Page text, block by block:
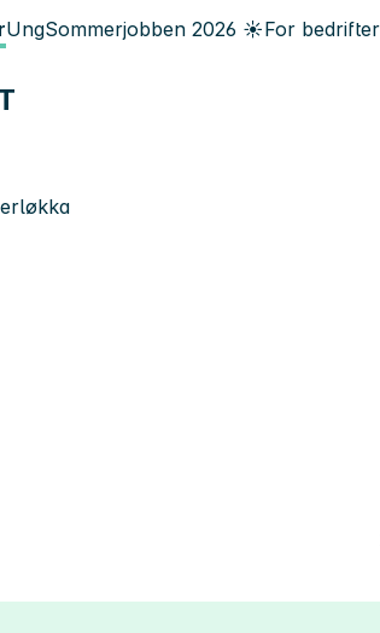
UngSommerjobben 2026 ☀️For bedrifter